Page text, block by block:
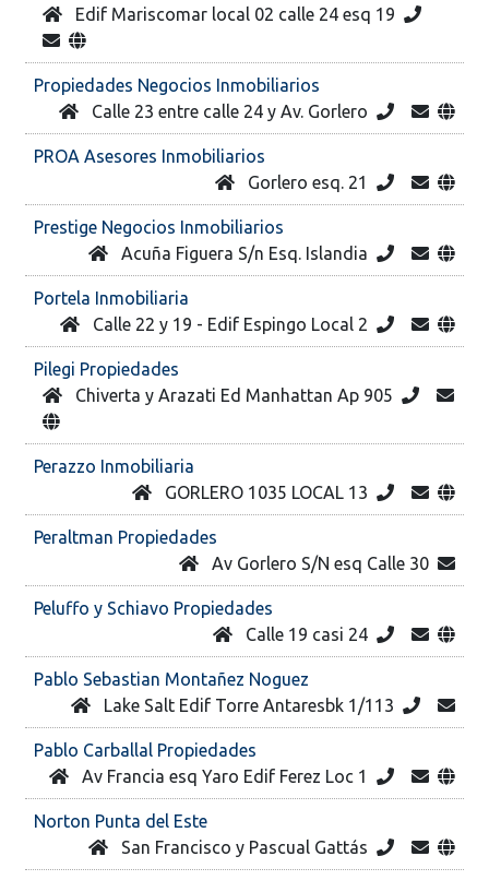
Edif Mariscomar local 02 calle 24 esq 19
Propiedades Negocios Inmobiliarios
Calle 23 entre calle 24 y Av. Gorlero
PROA Asesores Inmobiliarios
Gorlero esq. 21
Prestige Negocios Inmobiliarios
Acuña Figuera S/n Esq. Islandia
Portela Inmobiliaria
Calle 22 y 19 - Edif Espingo Local 2
Pilegi Propiedades
Chiverta y Arazati Ed Manhattan Ap 905
Perazzo Inmobiliaria
GORLERO 1035 LOCAL 13
Peraltman Propiedades
Av Gorlero S/N esq Calle 30
Peluffo y Schiavo Propiedades
Calle 19 casi 24
Pablo Sebastian Montañez Noguez
Lake Salt Edif Torre Antaresbk 1/113
Pablo Carballal Propiedades
Av Francia esq Yaro Edif Ferez Loc 1
Norton Punta del Este
San Francisco y Pascual Gattás